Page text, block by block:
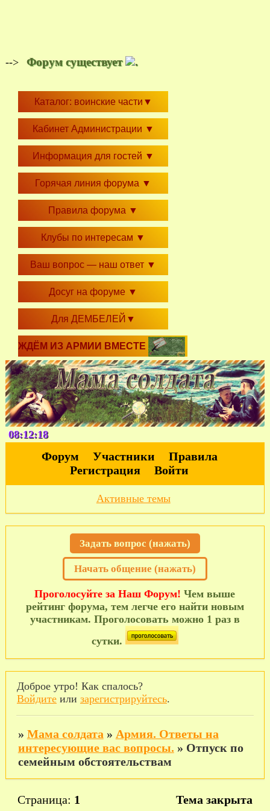
--> Форум существует .
Каталог: воинские части ▼
Кабинет Администрации ▼
Информация для гостей ▼
Горячая линия форума ▼
Правила форума ▼
Клубы по интересам ▼
Ваш вопрос — наш ответ ▼
Досуг на форуме ▼
Для ДЕМБЕЛЕЙ ▼
ЖДЁМ ИЗ АРМИИ ВМЕСТЕ
08:12:19
Форум Участники
Правила
Регистрация
Войти
Активные темы
Задать вопрос (нажать)
Начать общение (нажать)
Проголосуйте за Наш Форум! Чем выше
рейтинг форума, тем легче его найти новым
участникам. Проголосовать можно 1 раз в
сутки.
Доброе утро! Как спалось?
Войдитеили зарегистрируйтесь.
» Мама солдата » Армия. Ответы на
интересующие вас вопросы. » Отпуск по
семейным обстоятельствам
Страница: 1 Тема закрыта